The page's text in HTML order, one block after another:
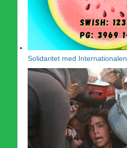
Solidaritet med Internationalen